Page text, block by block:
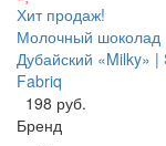
Хит продаж!
Молочный шоколад
Дубайский «Milky» |
Fabriq
198 руб.
Бренд